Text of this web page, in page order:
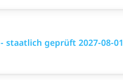
staatlich geprüft 2027-08-01